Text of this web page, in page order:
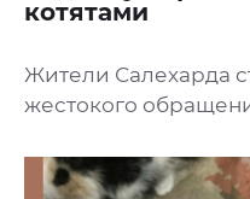
котятами
Жители Салехарда
жестокого